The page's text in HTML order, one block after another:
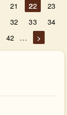
21 22
23
32 33
34
42 … >